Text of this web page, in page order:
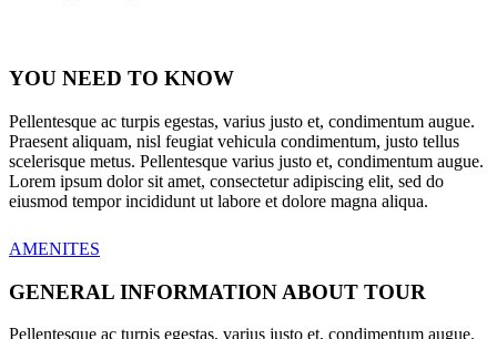
YOU NEED TO KNOW
Pellentesque ac turpis egestas, varius justo et, condimentum augue.
Praesent aliquam, nisl feugiat vehicula condimentum, justo tellus
scelerisque metus. Pellentesque varius justo et, condimentum augue.
Lorem ipsum dolor sit amet, consectetur adipiscing elit, sed do
eiusmod tempor incididunt ut labore et dolore magna aliqua.
AMENITES
GENERAL INFORMATION ABOUT TOUR
Pellentesque ac turpis egestas, varius justo et, condimentum augue.